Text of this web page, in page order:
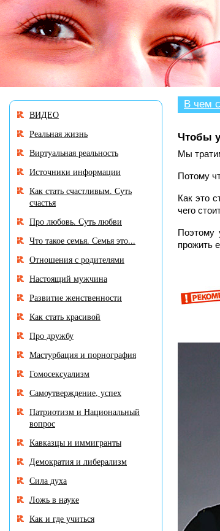
В разделе
В чем
Чтобы
Мы
Потому
Как это
чего
Поэтому
прожить
ВИДЕО
Реальная жизнь
Виртуальная реальность
Источники информации
Как стать счастливым. Суть
счастья
Про любовь. Суть любви
Что такое семья. Семья это...
Отношения с родителями
Настоящий мужчина
Развитие женственности
Как стать красивой
Про дружбу
Мастурбация и порнография
Гомосексуализм
Самоутверждение, успех
Патриотизм и Национальный
вопрос
Кавказцы и иммигранты
Демократия и либерализм
Сила духа
Ложь в науке
Как и где учиться